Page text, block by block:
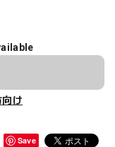
向け
Save